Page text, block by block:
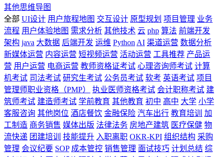
其他思维导图
全部 UI设计 用户旅程地图 交互设计 原型规划 项目管理 业务
流程 用户体验地图 需求分析 其他技术 云 php 算法 前端开发
架构 java 大数据 后端开发 运维 Python AI 渠道运营 数据分析
新媒体运营 内容运营 短视频运营 活动运营 工具推荐 产品运
营 用户运营 电商运营 教师资格证考试 心理咨询师考试 计算
机考试 司法考试 研究生考试 公务员考试 软考 英语考试 项目
管理师职业资格（PMP）
执业医师资格考试 会计职称考试 建
筑师考试 建造师考试 学前教育 其他教育 初中 高中 大学 小学
客服咨询 其他岗位 酒店餐饮 金融保险 汽车出行 教育培训
加
工制造 商务销售 媒体出版 法律法务 房地产建筑 医疗保健 物
流快递 团建培训 技能提升 入职离职 OKR-KPI 组织结构 采购
管理 会议纪要 SOP 成本管控 销售管理 面试技巧 计划总结 综